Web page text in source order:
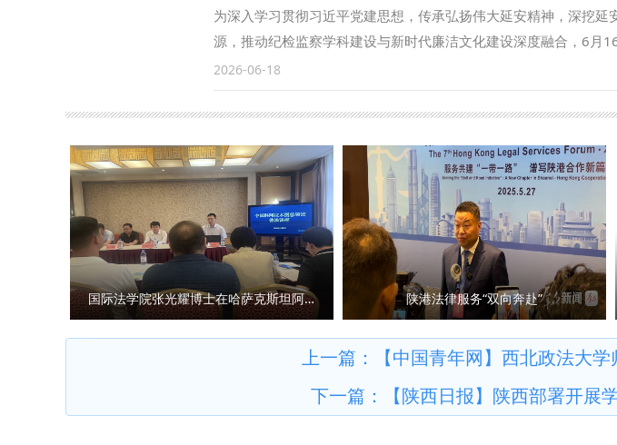
题发言环节，学院党委书记李政敏，副院长徐鹏，以及魏奇、刘
表分别围绕习近平党建思想的理论渊源、理论体系向教学体系转化
为契机，深学细悟习近平党建思想的核心要义，切实将学习成果
院调研座谈，双方签署战略合作框架协议，共同为“西北政法大学
法理论研究、实务难题攻关、案例研究、学生实习实训和司法干部
究与兵团司法实践深度融合。 6月12日上午，范九利一行到新疆财
共建、人才培养、科研合作等方面深入交流，就整合两校优势资
西部高质量发展达成共识。 6月12日下午，范九利一行先后走访
检校合作、涉外法治、课题研究、实习见习、疑难案件研判、“枫
行交流。 在疆期间，范九利一行与我校新疆校友代表进行交流。
院）、经济法学院（知识产权学院）、国际法学院（国际仲裁学院
参加调研。 （供稿：党政办公室 撰稿：曾杰 审核：刘淑宝）
为深入学习贯彻习近平党建思想，传承弘扬伟大延安精神，深挖
源，推动纪检监察学科建设与新时代廉洁文化建设深度融合，6月
委员、副校长马朝琦带队赴延安开展延安时期中央党务委员会历史
同参与本次调研活动。 6月16日下午，延安时期中央党务委员会
召开，会议由延安市委常委、市纪委书记、市监委主任齐军建主
贯彻习近平总书记关于党的自我革命、全面从严治党重要论述，必
党务委员会是延安时期执纪、开展党纪教育的专门机构，是研究
要载体。学校深耕红色政法与纪检学科研究，本次调研旨在依托专
研，不断完善纪律建设理论体系，为新时代廉洁文化建设夯实理论
延安时期中央党务委员会史料梳理、旧址保护、课题研究、成果
监委挖掘本土红色廉政资源、活化党史纪律教育素材的实践路径
联、市委党史研究室、市纪委监委的专家学者，与我校调研团队
行机制、史料挖掘整理、红色廉洁教育资源开发、纪检监察人才
方一致认为，系统梳理、深入研究延安时期中央党务委员会发展
教育常态化长效化的有力抓手。双方现场达成四项校地协作共识
证，系统梳理延安早期纪律监察制度原始资料；二是共建联合课
年纪检监察制度沿革设立专项科研项目；三是协同开展实践教学
2026-06-18
国际法学院张光耀博士在哈萨克斯坦阿拉木图开展科研与社会服务活动 陕港法律服务“双向奔赴”
上一篇：
【中国青年网】西北政法大
下一篇：
【陕西日报】陕西部署开展